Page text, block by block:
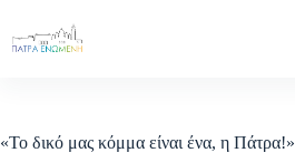
περιεχόμενο
«Το δικό μας κόμμα είναι ένα, η Πάτρα!»